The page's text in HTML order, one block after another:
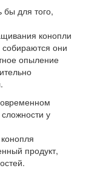
бы для того,
конопли
они
опыление
у
продукт,